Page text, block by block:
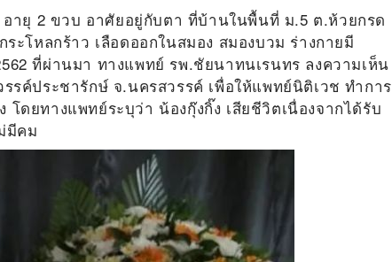
ายุ 2 ขวบ อาศัยอยู่กับตา ที่บ้านในพื้นที่ ม.5 ต.ห้วยกรด
โหลกร้าว เลือดออกในสมอง สมองบวม ร่างกายมี
ที่ผ่านมา ทางแพทย์ รพ.ชัยนาทนเรนทร ลงความเห็น
รค์ประชารักษ์ จ.นครสวรรค์ เพื่อให้แพทย์นิติเวช ทำการ
ดยทางแพทย์ระบุว่า น้องกุ๊งกิ๊ง เสียชีวิตเนื่องจากได้รับ
มีคม